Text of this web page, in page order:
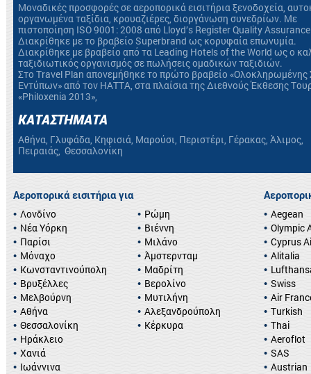
Mοναδικές προσφορές σε αεροπορικά εισιτήρια ξενοδοχεία,
οργανωμένα ταξίδια, κρουαζιέρες, διοργάνωση συνεδρίων. Με
πιστοποίηση ΙSO 9001: 2008 από Lloyd’s Register Quality
Διακρίθηκε με το βραβείο Superbrand ως κορυφαία επωνυμία.
Διακρίθηκε με βραβείο από τα Leading Hotels of the World ως ο
ταξιδιωτικός οργανισμός σε πωλήσεις ομαδικών ταξιδιών.
Στο Travel Plan απονεμήθηκε το πρώτο βραβείο «Ολοκληρωμένης
Εντύπων» από τον HATTA, στα πλαίσια της Διεθνούς Έκθεσης
«Philoxenia 2013»,
ΚΑΤΑΣΤΗΜΑΤΑ
Αθήνα, Γλυφάδα, Κηφισιά, Μαρούσι, Περιστέρι, Γέρακας, Άλιμος,
Πειραιάς, Θεσσαλονίκη
Αεροπορικά εισιτήρια για
Λονδίνο
Νέα Υόρκη
Παρίσι
Μόναχο
Κωνσταντινούπολη
Βρυξέλλες
Ρώμη
Βιέννη
Μιλάνο
Άμστερνταμ
Μαδρίτη
Βερολίνο
Μελβούρνη
Αθήνα
Θεσσαλονίκη
Ηράκλειο
Χανιά
Ιωάννινα
Μυτιλήνη
Αλεξανδρούπολη
Κέρκυρα
Aegean
Olympic
Cyprus
Alitalia
Swiss
Air
Turkish
Thai
Aeroflot
SAS
Austrian